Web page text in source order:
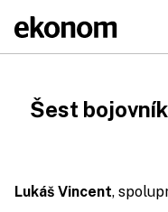
Šest
Lukáš Vincent,